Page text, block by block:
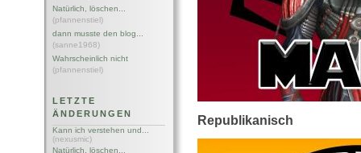
Natürlich, löschen...
(pfannenstiel)
dann musste den blog...
(sanne1968)
Wahrscheinlich nicht
(pfannenstiel)
LETZTE
ÄNDERUNGEN
Kann ich verstehen und...
(nexusmic)
Natürlich, löschen...
Republikanisch